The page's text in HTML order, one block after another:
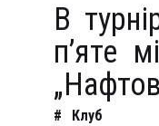
В
п’яте
# Клуб